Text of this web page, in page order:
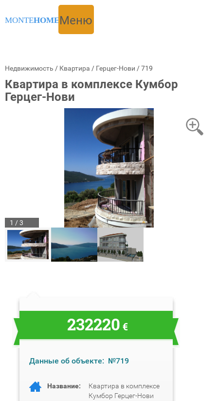
MONTEHOME Меню
Недвижимость / Квартира / Герцег-Нови /719
Квартира в комплексе Кумбор
Герцег-Нови
1 / 3
232220 €
Данные об объекте: №719
Название:
Квартира в комплексе
Кумбор Герцег-Нови